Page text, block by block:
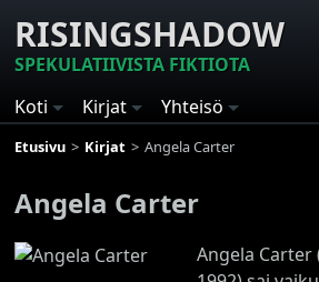
RISINGSHADOW
SPEKULATIIVISTA FIKTIOTA
Koti
Kirjat Yhteisö
Etusivu Kirjat Angela Carter
Angela Carter
Angela Carter